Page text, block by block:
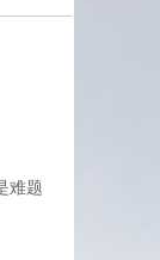
难题